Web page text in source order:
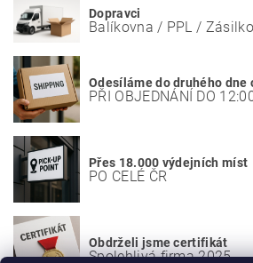
Dopravci
Balíkovna / PPL /
Odesíláme do druhého dne
PŘI OBJEDNÁNÍ DO
Přes 18.000 výdejních míst
PO CELÉ ČR
Obdrželi jsme certifikát
Spolehlivá firma 2025